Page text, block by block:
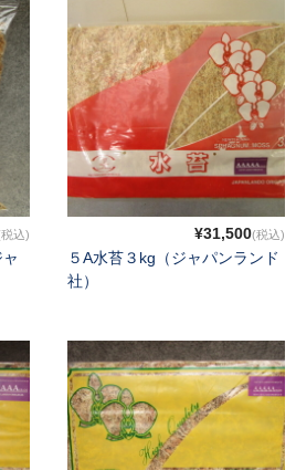
込) ¥31,500(税込)
５A水苔３kg（ジャパンランド
社）